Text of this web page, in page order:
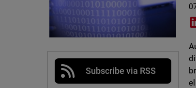
Subscribe via RSS